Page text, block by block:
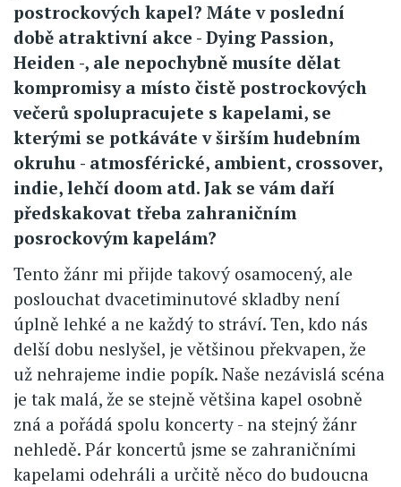
postrockových kapel? Máte v poslední
době atraktivní akce - Dying Passion,
Heiden -, ale nepochybně musíte dělat
kompromisy a místo čistě postrockových
večerů spolupracujete s kapelami, se
kterými se potkáváte v širším hudebním
okruhu - atmosférické, ambient, crossover,
indie, lehčí doom atd. Jak se vám daří
předskakovat třeba zahraničním
posrockovým kapelám?
Tento žánr mi přijde takový osamocený, ale
poslouchat dvacetiminutové skladby není
úplně lehké a ne každý to stráví. Ten, kdo nás
delší dobu neslyšel, je většinou překvapen, že
už nehrajeme indie popík. Naše nezávislá scéna
je tak malá, že se stejně většina kapel osobně
zná a pořádá spolu koncerty - na stejný žánr
nehledě. Pár koncertů jsme se zahraničními
kapelami odehráli a určitě něco do budoucna